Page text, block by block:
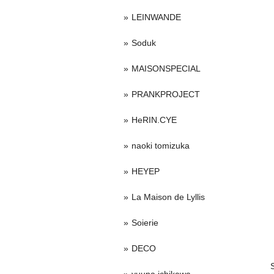
LEINWANDE
Soduk
MAISONSPECIAL
PRANKPROJECT
HeRIN.CYE
naoki tomizuka
HEYEP
La Maison de Lyllis
Soierie
DECO